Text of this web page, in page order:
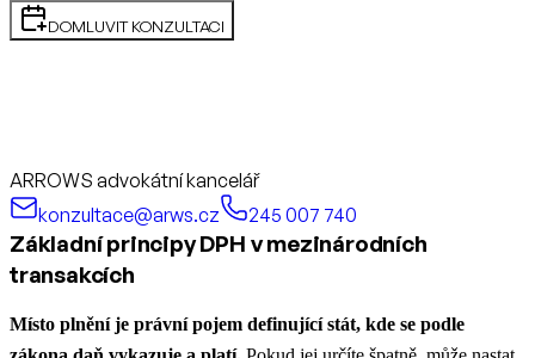
DOMLUVIT KONZULTACI
ARROWS advokátní kancelář
konzultace@arws.cz
245 007 740
Základní principy DPH v mezinárodních
transakcích
Místo plnění je právní pojem definující stát, kde se podle